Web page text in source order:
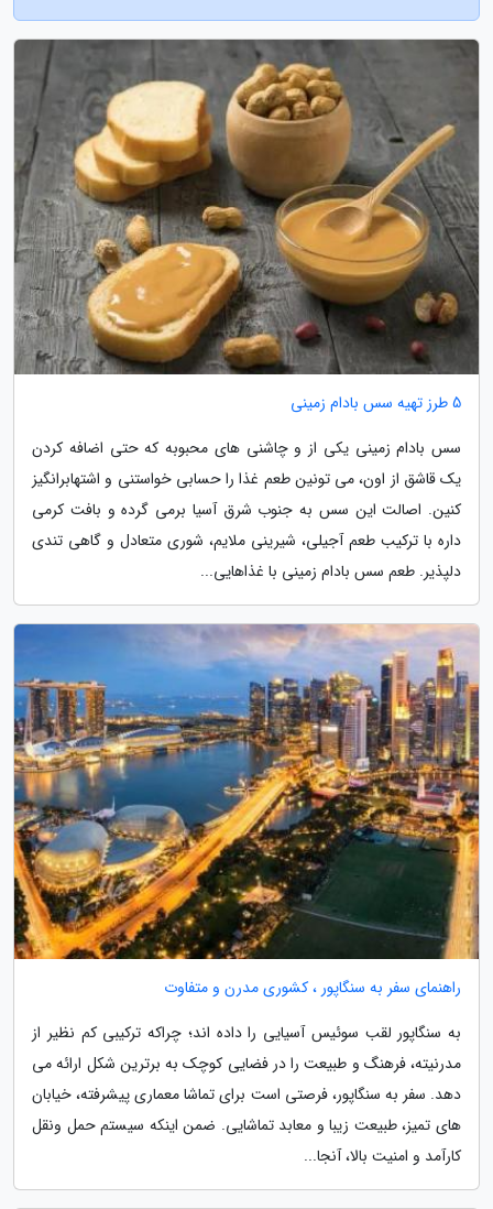
5 طرز تهیه سس بادام زمینی
سس بادام زمینی یکی از و چاشنی های محبوبه که حتی اضافه کردن
یک قاشق از اون، می تونین طعم غذا را حسابی خواستنی و اشتهابرانگیز
کنین. اصالت این سس به جنوب شرق آسیا برمی گرده و بافت کرمی
داره با ترکیب طعم آجیلی، شیرینی ملایم، شوری متعادل و گاهی تندی
دلپذیر. طعم سس بادام زمینی با غذاهایی...
راهنمای سفر به سنگاپور ، کشوری مدرن و متفاوت
به سنگاپور لقب سوئیس آسیایی را داده اند؛ چراکه ترکیبی کم نظیر از
مدرنیته، فرهنگ و طبیعت را در فضایی کوچک به برترین شکل ارائه می
دهد. سفر به سنگاپور، فرصتی است برای تماشا معماری پیشرفته، خیابان
های تمیز، طبیعت زیبا و معابد تماشایی. ضمن اینکه سیستم حمل ونقل
کارآمد و امنیت بالا، آنجا...